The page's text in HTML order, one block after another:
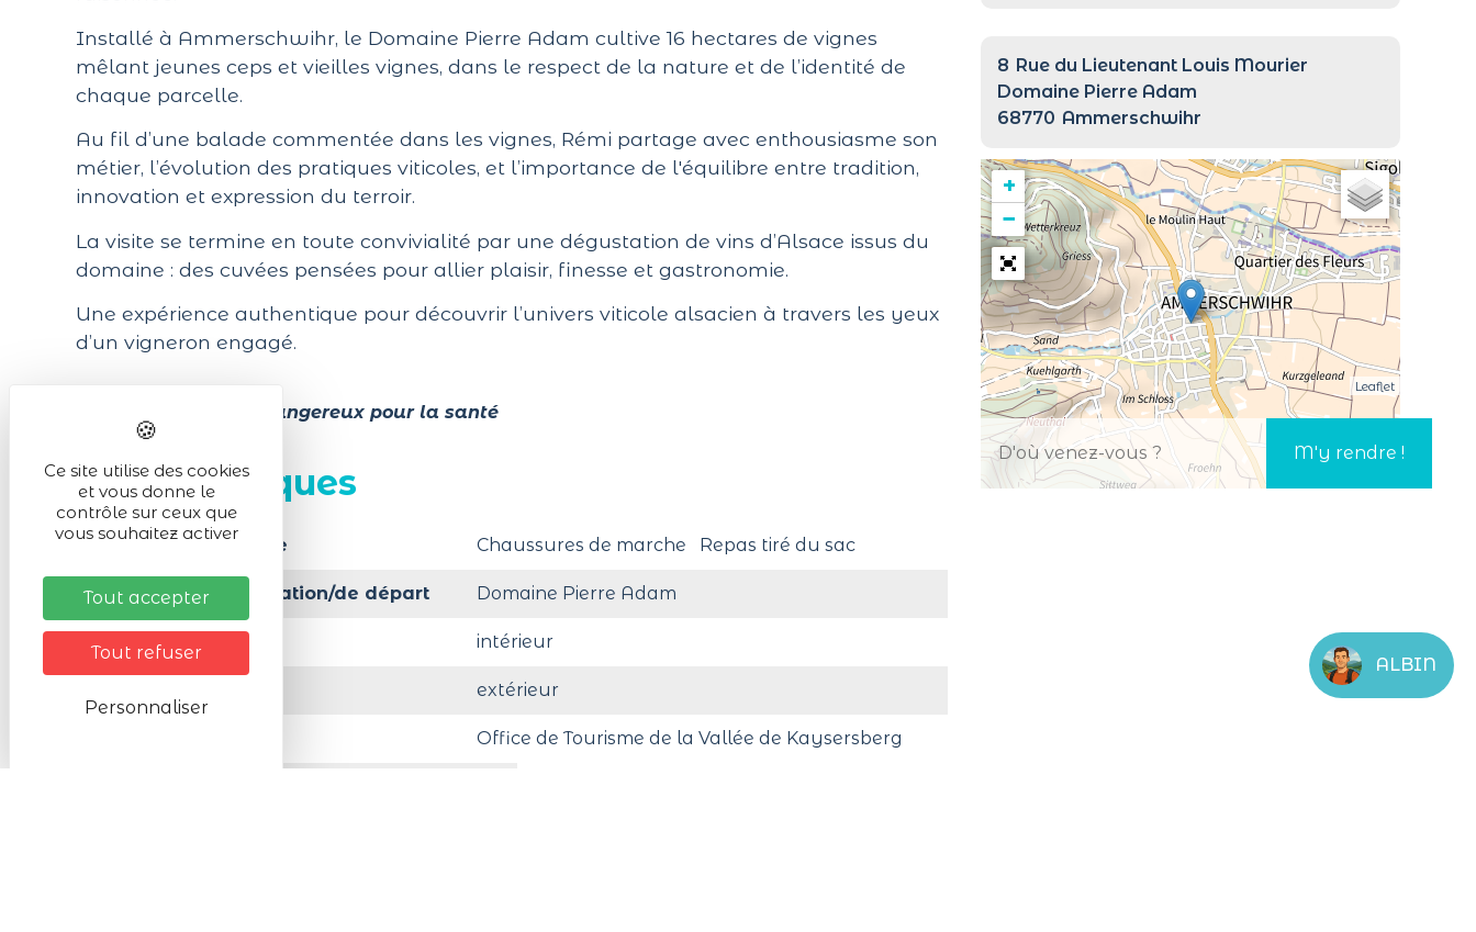
8 Rue du Lieutenant Louis Mourier
Domaine Pierre Adam
68770 Ammerschwihr
+
−
Leaflet
Installé à Ammerschwihr, le Domaine Pierre Adam cultive 16 hectares de vignes
mêlant jeunes ceps et vieilles vignes, dans le respect de la nature et de l’identité de
chaque parcelle.
Au fil d’une balade commentée dans les vignes, Rémi partage avec enthousiasme son
métier, l’évolution des pratiques viticoles, et l’importance de l'équilibre entre tradition,
innovation et expression du terroir.
La visite se termine en toute convivialité par une dégustation de vins d’Alsace issus du
domaine : des cuvées pensées pour allier plaisir, finesse et gastronomie.
Une expérience authentique pour découvrir l’univers viticole alsacien à travers les yeux
d’un vigneron engagé.
L'abus d'alcool est dangereux pour la santé
Infos pratiques
Matériel nécessaire Chaussures de marche Repas tiré du sac
Lieu de la manifestation/de départ Domaine Pierre Adam
Activité en : intérieur
extérieur
Office de Tourisme de la Vallée de Kaysersberg
ALBIN
Ce site utilise des cookies
et vous donne le
contrôle sur ceux que
vous souhaitez activer
Tout accepter
Tout refuser
Personnaliser